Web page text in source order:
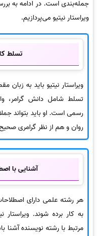
جمله‌بندی است. در ادامه به
ویراستار نیتیو می‌پردازیم.
تسلط
ویراستار نیتیو باید به
تسلط شامل دانش گرامر،
رسمی است. او باید بتواند
روان و هم از نظر گرامری
آشنایی با
هر رشته علمی دارای
به کار برده شوند.
مرتبط با رشته نویسنده آشنا